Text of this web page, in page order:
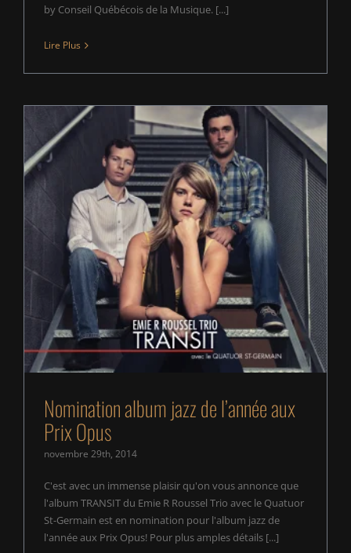
by Conseil Québécois de la Musique. [...]
Lire Plus
Nomination album jazz de l’année aux Prix Opus
Nomination album jazz de l’année aux
Prix Opus
novembre 29th, 2014
C'est avec un immense plaisir qu'on vous annonce que
l'album TRANSIT du Emie R Roussel Trio avec le Quatuor
St-Germain est en nomination pour l'album jazz de
l'année aux Prix Opus! Pour plus amples détails [...]